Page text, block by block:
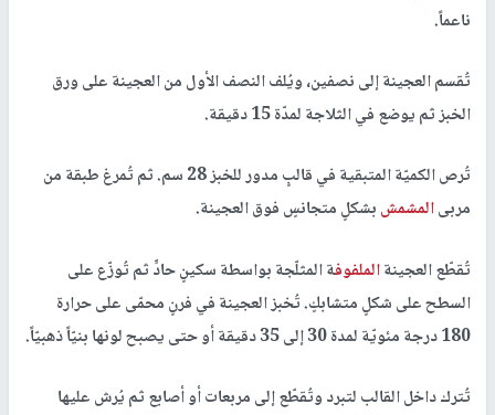
ناعماً.
تُقسم العجينة إلى نصفين، ويُلف النصف الأول من العجينة على ورق
الخبز ثم يوضع في الثلاجة لمدّة 15 دقيقة.
تُرص الكميّة المتبقية في قالبٍ مدور للخبز 28 سم. ثم تُمرغ طبقة من
مربىالمشمشبشكلٍ متجانسٍ فوق العجينة.
تُقطّع العجينةالملفوفة المثلّجة بواسطة سكينٍ حادٍّ ثم تُوزّع على
السطح على شكلٍ متشابكٍ. تُخبز العجينة في فرنٍ محمّى على حرارة
180 درجة مئويّة لمدة 30 إلى 35 دقيقة أو حتى يصبح لونها بنيّاً ذهبيّاً.
تُترك داخل القالب لتبرد وتُقطّع إلى مربعات أو أصابع ثم يُرش عليها